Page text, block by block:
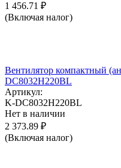
1 456.71 ₽
(Включая налог)
Вентилятор компактный
DC8032H220BL
Артикул:
K-DC8032H220BL
Нет в наличии
2 373.89 ₽
(Включая налог)